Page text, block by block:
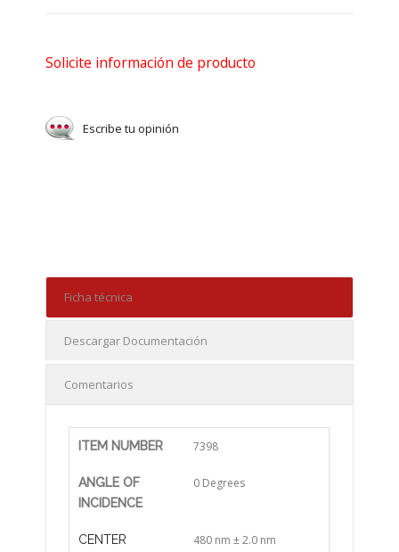
Solicite información de producto
Escribe tu opinión
Ficha técnica
Descargar Documentación
Comentarios
ITEM NUMBER 7398
ANGLE OF
INCIDENCE
0 Degrees
CENTER
480 nm ± 2.0 nm